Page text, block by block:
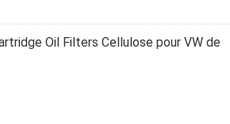
Oil Filters Cellulose pour VW de